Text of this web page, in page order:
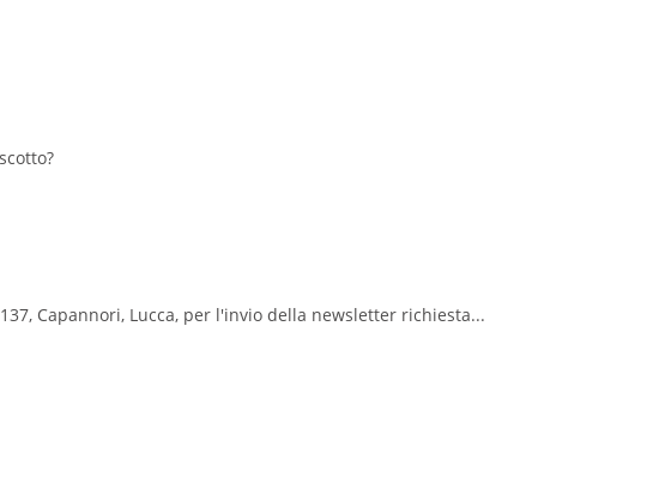
Capannori, Lucca, per l'invio della newsletter richiesta...